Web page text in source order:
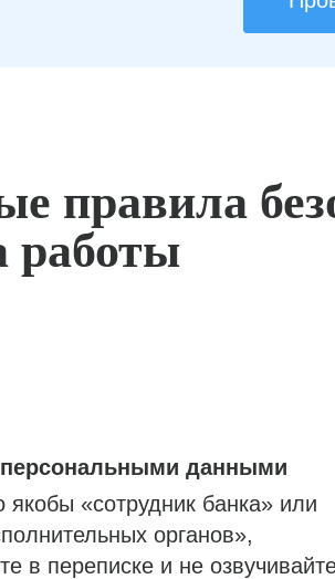
правила
работы
данными
якобы «сотрудник банка» или
органов»,
в переписке и не